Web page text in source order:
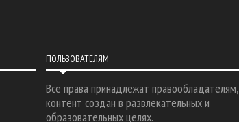
ПОЛЬЗОВАТЕЛЯМ
Все права принадлежат правообладателям,
контент создан в развлекательных и
образовательных целях.